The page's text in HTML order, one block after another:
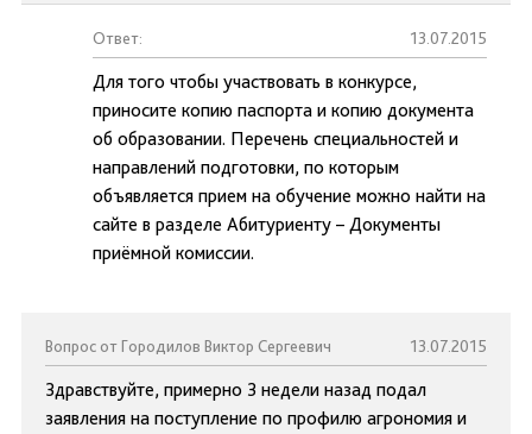
Ответ: 13.07.2015
Для того чтобы участвовать в конкурсе,
приносите копию паспорта и копию документа
об образовании. Перечень специальностей и
направлений подготовки, по которым
объявляется прием на обучение можно найти на
сайте в разделе Абитуриенту – Документы
приёмной комиссии.
Вопрос от Городилов Виктор Сергеевич 13.07.2015
Здравствуйте, примерно 3 недели назад подал
заявления на поступление по профилю агрономия и